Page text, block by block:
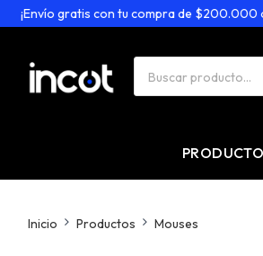
gratis con tu compra de $200.000 o
Inicio Productos Mouses